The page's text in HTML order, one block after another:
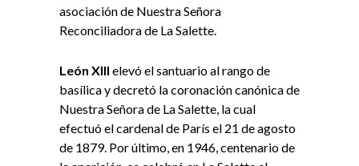
asociación de Nuestra Señora
Reconciliadora de La Salette.
León XIII elevó el santuario al rango de
basílica y decretó la coronación canónica de
Nuestra Señora de La Salette, la cual
efectuó el cardenal de París el 21 de agosto
de 1879. Por último, en 1946, centenario de